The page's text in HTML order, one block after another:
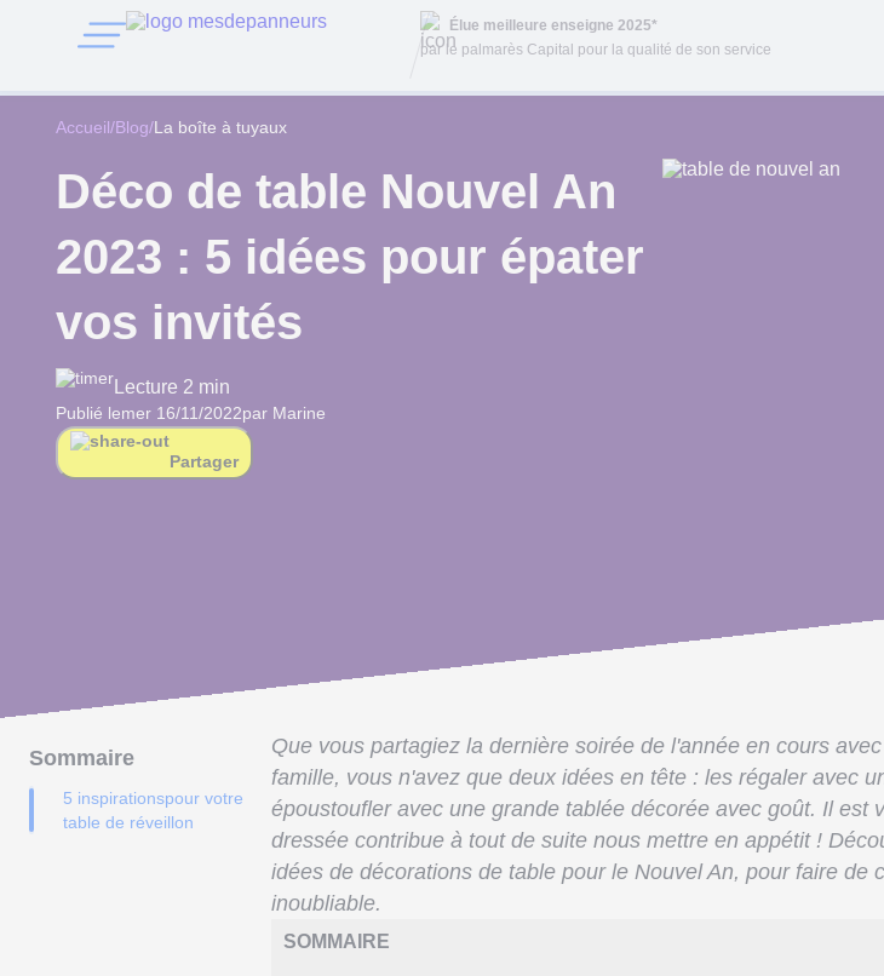
Élue meilleure enseigne 2025*
par le palmarès Capital pour la qualité de son service
Accueil/Blog/La boîte à tuyaux
Déco de table Nouvel An
2023 : 5 idées pour épater
vos invités
Lecture 2 min
Publié lemer 16/11/2022par Marine
Partager
Sommaire
5 inspirationspour votre
table de réveillon
Que vous partagiez la dernière soirée de l'année en cours
famille, vous n'avez que deux idées en tête : les régaler avec
époustoufler avec une grande tablée décorée avec goût. Il est
dressée contribue à tout de suite nous mettre en appétit !
idées de décorations de table pour le Nouvel An, pour faire de
inoubliable.
SOMMAIRE